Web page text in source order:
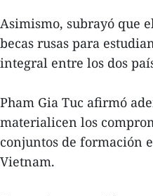
Asimismo, subrayó que
becas rusas para
integral entre los dos
Pham Gia Tuc afirmó
materialicen los
conjuntos de formación
Vietnam.